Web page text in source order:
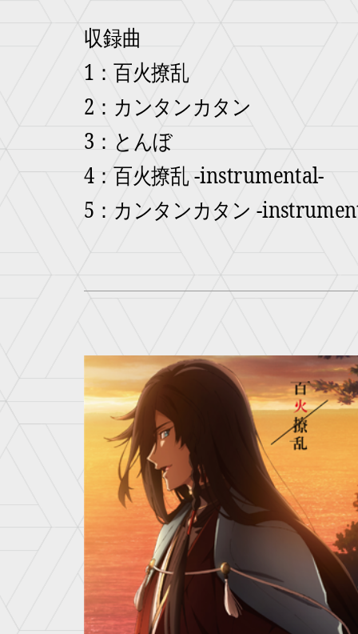
収録曲
1：百火撩乱
2：カンタンカタン
3：とんぼ
4：百火撩乱 -instrumental-
5：カンタンカタン -